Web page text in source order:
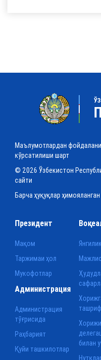
Маълумотлардан
кўрсатилиши шарт
© 2026 Ўзбекистон
сайти
Барча ҳуқуқлар ҳимояланган
Президент
Мақом
Таржимаи ҳол
Мукофотлар
билан
Администрация
Администрация
тўғрисида
Раҳбарият
Қуйи ташкилотлар